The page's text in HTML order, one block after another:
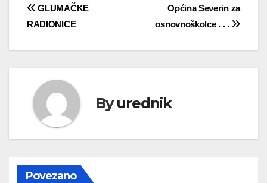
Navigacija
Općina Severin za
osnovnoškolce . . .
GLUMAČKE
RADIONICE
Byurednik
Povezano